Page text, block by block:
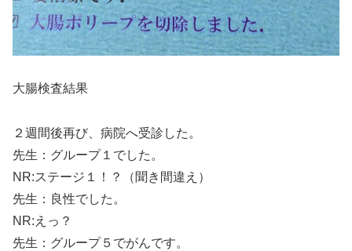
大腸検査結果
２週間後再び、病院へ受診した。
先生：グループ１でした。
NR:ステージ１！？（聞き間違え）
先生：良性でした。
NR:えっ？
先生：グループ５でがんです。